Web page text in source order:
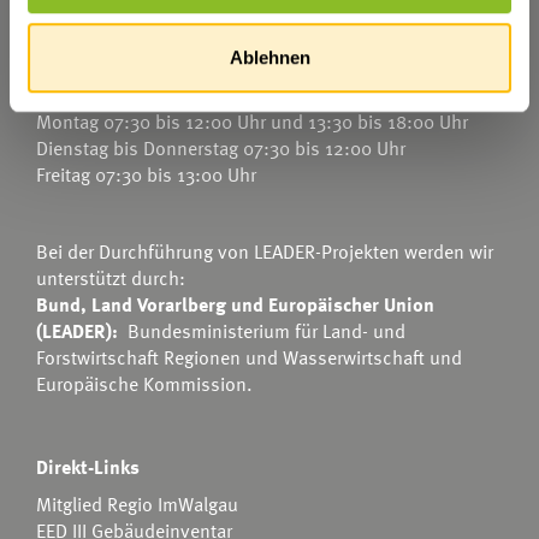
Ablehnen
Öffnungszeiten Bürgerservice-Stelle im Rathaus
Montag 07:30 bis 12:00 Uhr und 13:30 bis 18:00 Uhr
Dienstag bis Donnerstag 07:30 bis 12:00 Uhr
Freitag 07:30 bis 13:00 Uhr
Bei der Durchführung von LEADER-Projekten werden wir
unterstützt durch:
Bund, Land Vorarlberg und Europäischer Union
(LEADER): Bundesministerium für Land- und
Forstwirtschaft Regionen und Wasserwirtschaft und
Europäische Kommission.
Direkt-Links
Mitglied Regio ImWalgau
EED III Gebäudeinventar